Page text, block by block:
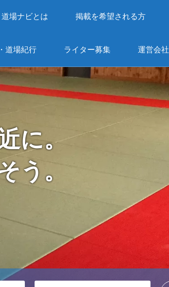
場ナビとは 掲載を希望される方
道場紀行 ライター募集 運営会社
に。
う。